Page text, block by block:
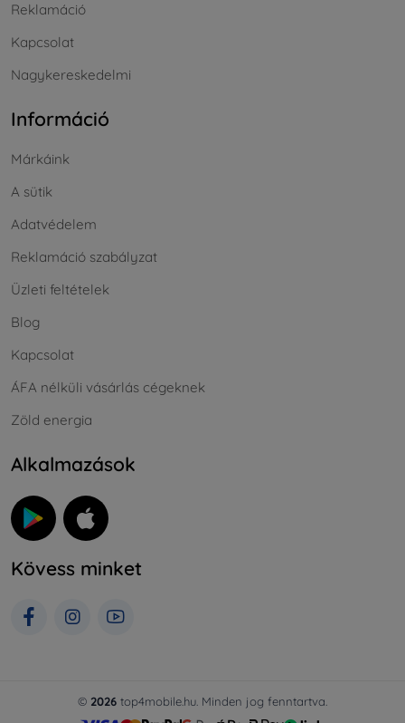
Reklamáció
Kapcsolat
Nagykereskedelmi
Információ
Márkáink
A sütik
Adatvédelem
Reklamáció szabályzat
Üzleti feltételek
Blog
Kapcsolat
ÁFA nélküli vásárlás cégeknek
Zöld energia
Alkalmazások
Kövess minket
© 2026 top4mobile.hu. Minden jog fenntartva.